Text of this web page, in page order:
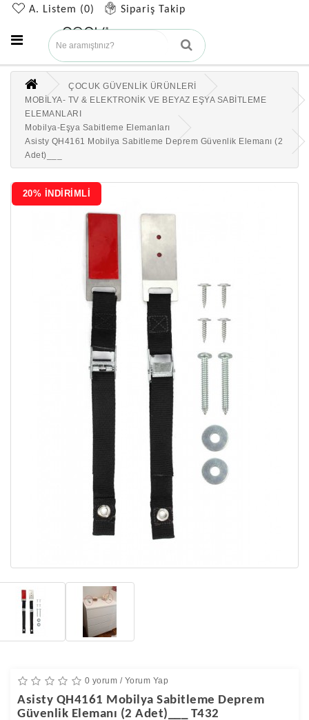
A. Listem (0) Sipariş Takip
ÇOCUK GÜVENLİK ÜRÜNLERİ
MOBİLYA- TV & ELEKTRONİK VE BEYAZ EŞYA SABİTLEME
ELEMANLARI
Mobilya-Eşya Sabitleme Elemanları
Asisty QH4161 Mobilya Sabitleme Deprem Güvenlik Elemanı (2
Adet)___
20% İNDİRİMLİ
0 yorum / Yorum Yap
Asisty QH4161 Mobilya Sabitleme Deprem
Güvenlik Elemanı (2 Adet)___ T432